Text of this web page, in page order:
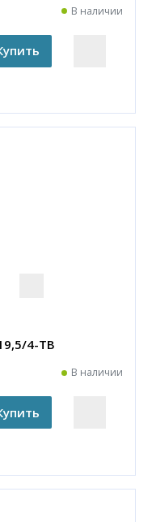
В наличии
4-ТВ
В наличии